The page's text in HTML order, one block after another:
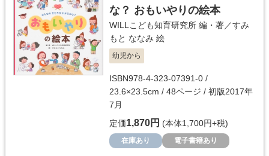
な？ おもいやりの絵本
WILLこども知育研究所 編・著／すみ
もと ななみ 絵
幼児から
ISBN978-4-323-07391-0 /
23.6×23.5cm / 48ページ / 初版2017年
7月
定価1,870円 (本体1,700円+税)
在庫あり 電子書籍あり